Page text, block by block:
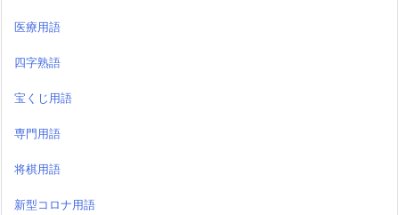
医療用語
四字熟語
宝くじ用語
専門用語
将棋用語
新型コロナ用語